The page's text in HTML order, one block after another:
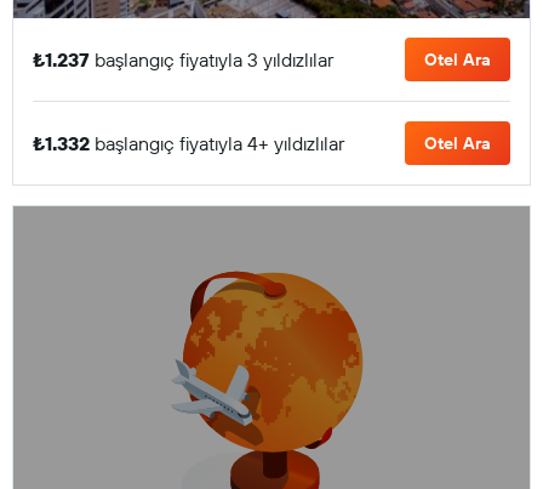
₺1.237 başlangıç fiyatıyla 3 yıldızlılar Otel Ara
₺1.332 başlangıç fiyatıyla 4+ yıldızlılar Otel Ara